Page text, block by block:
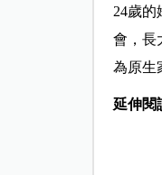
24歲
會，長
為原生
延伸閱